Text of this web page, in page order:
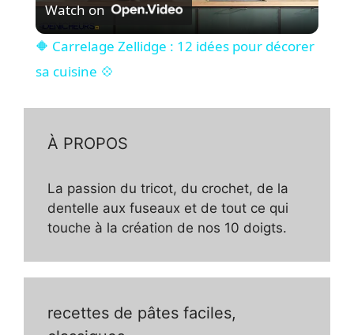
i
d
e
Watch on
🔶 Carrelage Zellidge : 12 idées pour décorer
sa cuisine 💠
À PROPOS
La passion du tricot, du crochet, de la
dentelle aux fuseaux et de tout ce qui
touche à la création de nos 10 doigts.
recettes de pâtes faciles,